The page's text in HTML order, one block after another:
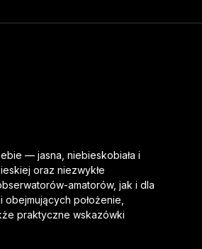
— jasna, niebieskobiała i
oraz niezwykłe
amatorów, jak i dla
położenie,
praktyczne wskazówki